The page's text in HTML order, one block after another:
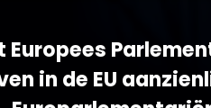
Europees
in de EU